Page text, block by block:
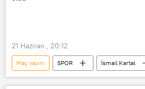
Futbol
21 Haziran , 20:12
Maç yayını SPOR
İsmail Kartal
Fenerbahçe
Fenerbahçe Spor Kulübü